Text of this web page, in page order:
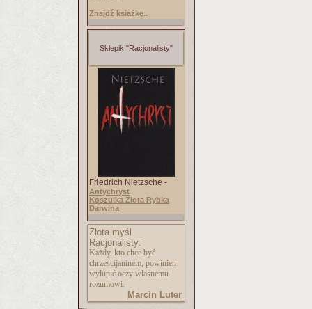
Znajdź książkę..
Sklepik "Racjonalisty"
Friedrich Nietzsche -
Antychryst
Koszulka Złota Rybka
Darwina
Złota myśl
Racjonalisty:
Każdy, kto chce być
chrześcijaninem, powinien
wyłupić oczy własnemu
rozumowi.
Marcin Luter